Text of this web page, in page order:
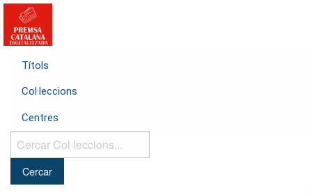
Títols
Col·leccions
Centres
Cercar
Col·leccions...